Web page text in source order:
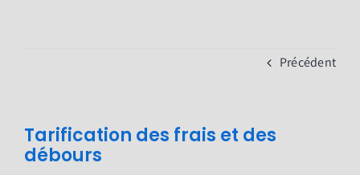
Précédent
Tarification des frais et des
débours